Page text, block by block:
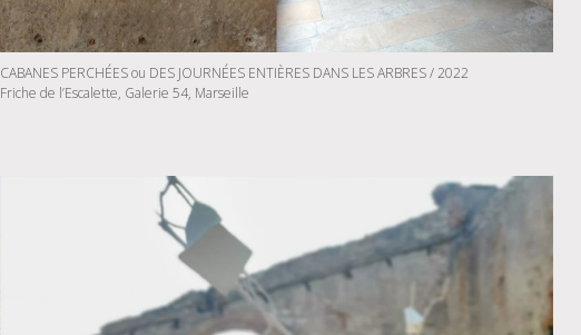
CABANES PERCHÉES ou DES JOURNÉES ENTIÈRES DANS LES ARBRES / 2022
Friche de l’Escalette, Galerie 54, Marseille